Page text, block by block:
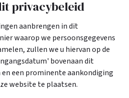
privacybeleid
aanbrengen in dit
waarop we persoonsgegevens
zullen we u hiervan op de
bovenaan dit
een prominente aankondiging
website te plaatsen.